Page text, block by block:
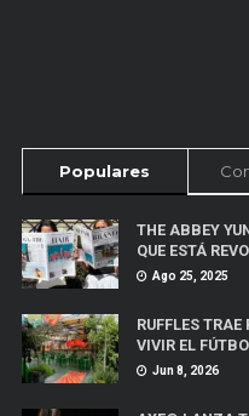
Populares
THE ABBEY
QUE ESTÁ
Ago 25, 2025
RUFFLES
VIVIR EL
Jun 8, 2026